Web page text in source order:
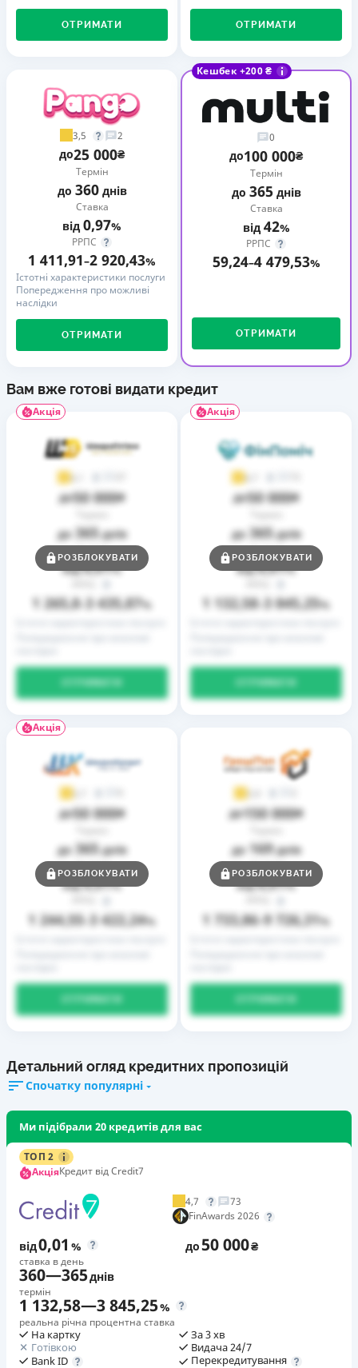
ОТРИМАТИ ОТРИМАТИ
3,5 2
до25 000₴
Термін
до 360днів
Ставка
від 0,97%
РРПС
1 411,91–2 920,43%
Істотні характеристики послуги
Попередження про можливі
наслідки
ОТРИМАТИ
Кешбек +200 ₴
0
до100 000₴
Термін
до 365днів
Ставка
від 42%
РРПС
59,24–4 479,53%
ОТРИМАТИ
Вам вже готові видати кредит
Акція
4,1
до50 000₴
до 365днів
Ставка
від0,01%
1 265,8 3 435,87%
РОЗБЛОКУВАТИ
Акція
4,7
до50 000₴
до 365днів
Ставка
від0,01%
1 132,58 3 845,25%
РОЗБЛОКУВАТИ
Акція
3,7
до50 000₴
до 365днів
Ставка
від0,01%
1 244,55– 3 422,24%
ОТРИМАТИ
РОЗБЛОКУВАТИ
3,9
до150 000₴
до 169днів
Ставка
від0,01%
1 733,86– 9 726,31%
ОТРИМАТИ
РОЗБЛОКУВАТИ
Детальний огляд кредитних пропозицій
Спочатку популярні
Ми підібрали 20 кредитів для вас
ТОП 2
АкціяКредит від Credit7
4,7
73
FinAwards 2026
від0,01 %
ставка в день
до50 000₴
360—365днів
термін
1 132,58—3 845,25%
реальна річна процентна ставка
На картку
Готівкою
Bank ID
За 3 хв
Видача 24/7
Перекредитування